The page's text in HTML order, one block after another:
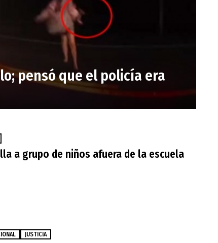
pensó que el policía era
a grupo de niños afuera de la escuela
JUSTICIA